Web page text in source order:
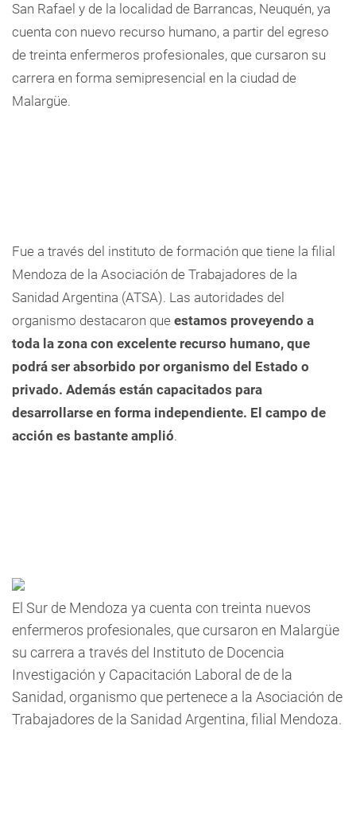
San Rafael y de la localidad de Barrancas, Neuquén, ya
cuenta con nuevo recurso humano, a partir del egreso
de treinta enfermeros profesionales, que cursaron su
carrera en forma semipresencial en la ciudad de
Malargüe.
Fue a través del instituto de formación que tiene la filial
Mendoza de la Asociación de Trabajadores de la
Sanidad Argentina (ATSA). Las autoridades del
organismo destacaron que  estamos proveyendo a
toda la zona con excelente recurso humano, que
podrá ser absorbido por organismo del Estado o
privado. Además están capacitados para
desarrollarse en forma independiente. El campo de
acción es bastante amplió.
El Sur de Mendoza ya cuenta con treinta nuevos
enfermeros profesionales, que cursaron en Malargüe
su carrera a través del Instituto de Docencia
Investigación y Capacitación Laboral de de la
Sanidad, organismo que pertenece a la Asociación de
Trabajadores de la Sanidad Argentina, filial Mendoza.